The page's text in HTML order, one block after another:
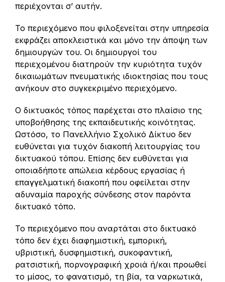
περιέχονται σ’ αυτήν.
Το περιεχόμενο που φιλοξενείται στην υπηρεσία
εκφράζει αποκλειστικά και μόνο την άποψη των
δημιουργών του. Οι δημιουργοί του
περιεχομένου διατηρούν την κυριότητα τυχόν
δικαιωμάτων πνευματικής ιδιοκτησίας που τους
ανήκουν στο συγκεκριμένο περιεχόμενο.
Ο δικτυακός τόπος παρέχεται στο πλαίσιο της
υποβοήθησης της εκπαιδευτικής κοινότητας.
Ωστόσο, το Πανελλήνιο Σχολικό Δίκτυο δεν
ευθύνεται για τυχόν διακοπή λειτουργίας του
δικτυακού τόπου. Επίσης δεν ευθύνεται για
οποιαδήποτε απώλεια κέρδους εργασίας ή
επαγγελματική διακοπή που οφείλεται στην
αδυναμία παροχής σύνδεσης στον παρόντα
δικτυακό τόπο.
Το περιεχόμενο που αναρτάται στο δικτυακό
τόπο δεν έχει διαφημιστική, εμπορική,
υβριστική, δυσφημιστική, συκοφαντική,
ρατσιστική, πορνογραφική χροιά ή/και προωθεί
το μίσος, το φανατισμό, τη βία, τα ναρκωτικά,